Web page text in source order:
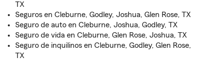
TX
Seguros en Cleburne, Godley, Joshua, Glen Rose, TX
Seguro de auto en Cleburne, Joshua, Godley, TX
Seguro de vida en Cleburne, Glen Rose, Joshua, TX
Seguro de inquilinos en Cleburne, Godley, Glen Rose,
TX